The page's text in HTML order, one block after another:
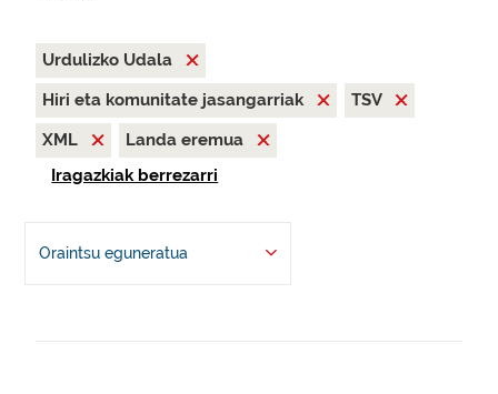
Urdulizko Udala
Hiri eta komunitate jasangarriak
TSV
XML
Landa eremua
Iragazkiak berrezarri
Oraintsu eguneratua